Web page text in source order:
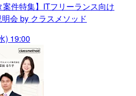
案件特集】ITフリーランス向け
会 by クラスメソッド
) 19:00